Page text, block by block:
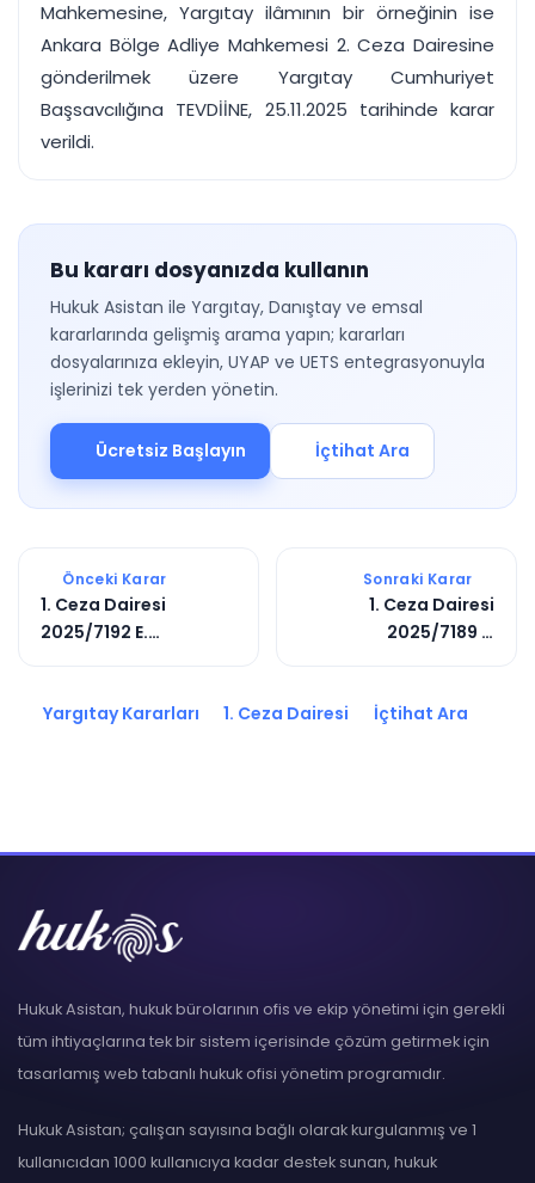
Mahkemesine, Yargıtay ilâmının bir örneğinin ise
Ankara Bölge Adliye Mahkemesi 2. Ceza Dairesine
gönderilmek üzere Yargıtay Cumhuriyet
Başsavcılığına TEVDİİNE, 25.11.2025 tarihinde karar
verildi.
Bu kararı dosyanızda kullanın
Hukuk Asistan ile Yargıtay, Danıştay ve emsal
kararlarında gelişmiş arama yapın; kararları
dosyalarınıza ekleyin, UYAP ve UETS entegrasyonuyla
işlerinizi tek yerden yönetin.
Ücretsiz Başlayın İçtihat Ara
Önceki Karar
1. Ceza Dairesi
2025/7192 E.
Sonraki Karar
1. Ceza Dairesi
2025/7189 E.
Yargıtay Kararları 1. Ceza Dairesi İçtihat Ara
Hukuk Asistan, hukuk bürolarının ofis ve ekip yönetimi için gerekli
tüm ihtiyaçlarına tek bir sistem içerisinde çözüm getirmek için
tasarlamış web tabanlı hukuk ofisi yönetim programıdır.
Hukuk Asistan; çalışan sayısına bağlı olarak kurgulanmış ve 1
kullanıcıdan 1000 kullanıcıya kadar destek sunan, hukuk